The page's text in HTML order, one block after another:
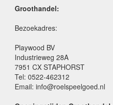
Groothandel:
Bezoekadres:
Playwood BV
Industrieweg 28A
7951 CX STAPHORST
Tel: 0522-462312
Email: info@roelspeelgoed.nl